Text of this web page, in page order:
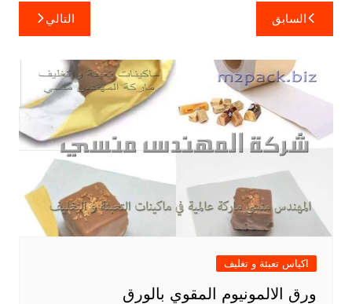
تصفّح
المقالات
السابق التالي
اكياس تعبئة و تغليف
ورق الالمونيوم المقوي بالورق